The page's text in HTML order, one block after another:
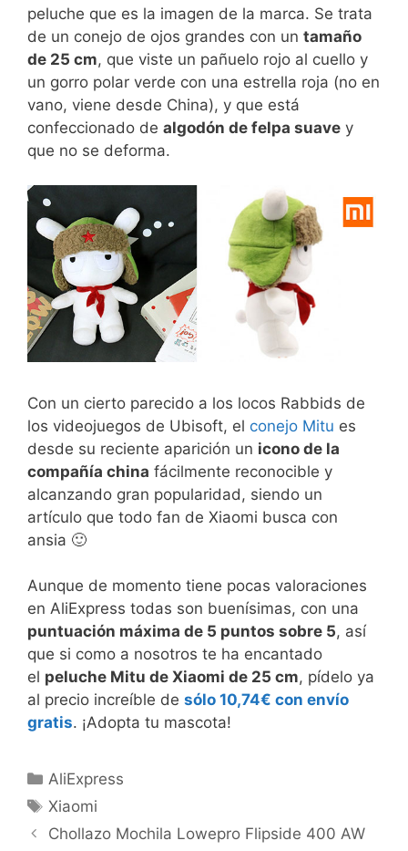
peluche que es la imagen de la marca. Se trata
de un conejo de ojos grandes con un tamaño
de 25 cm, que viste un pañuelo rojo al cuello y
un gorro polar verde con una estrella roja (no en
vano, viene desde China), y que está
confeccionado de algodón de felpa suave y
que no se deforma.
Con un cierto parecido a los locos Rabbids de
los videojuegos de Ubisoft, el conejo Mitu es
desde su reciente aparición un icono de la
compañía china fácilmente reconocible y
alcanzando gran popularidad, siendo un
artículo que todo fan de Xiaomi busca con
ansia 🙂
Aunque de momento tiene pocas valoraciones
en AliExpress todas son buenísimas, con una
puntuación máxima de 5 puntos sobre 5, así
que si como a nosotros te ha encantado
el peluche Mitu de Xiaomi de 25 cm, pídelo ya
al precio increíble de sólo 10,74€ con envío
gratis. ¡Adopta tu mascota!
Categorías
AliExpress
Etiquetas
Xiaomi
Chollazo Mochila Lowepro Flipside 400 AW